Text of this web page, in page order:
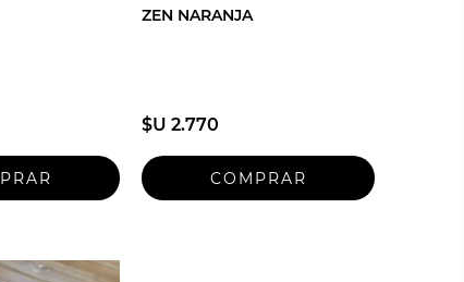
ZEN NARANJA
$U 2.770